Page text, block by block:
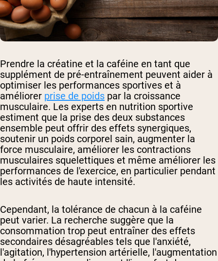
Prendre la créatine et la caféine en tant que
supplément de pré-entraînement peuvent aider à
optimiser les performances sportives et à
améliorer prise de poids par la croissance
musculaire. Les experts en nutrition sportive
estiment que la prise des deux substances
ensemble peut offrir des effets synergiques,
soutenir un poids corporel sain, augmenter la
force musculaire, améliorer les contractions
musculaires squelettiques et même améliorer les
performances de l'exercice, en particulier pendant
les activités de haute intensité.
Cependant, la tolérance de chacun à la caféine
peut varier. La recherche suggère que la
consommation trop peut entraîner des effets
secondaires désagréables tels que l'anxiété,
l'agitation, l'hypertension artérielle, l'augmentation